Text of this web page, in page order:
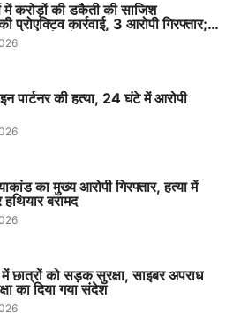
में करोड़ों की डकैती की साजिश
प्रोएक्टिव कार्रवाई, 3 आरोपी गिरफ्तार;
चाकू और मोबाइल बरामद
पार्टनर की हत्या, 24 घंटे में आरोपी
का मुख्य आरोपी गिरफ्तार, हत्या में
बरामद
छात्रों को सड़क सुरक्षा, साइबर अपराध
का दिया गया संदेश